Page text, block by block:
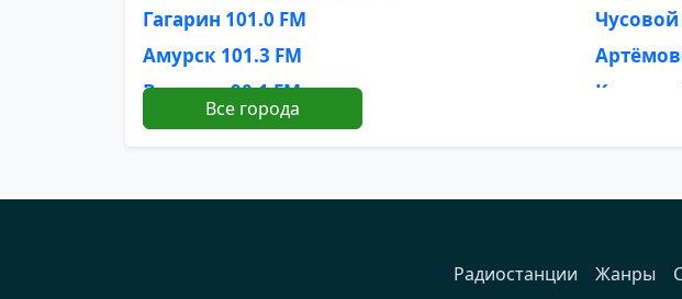
Гагарин 101.0 FM
Чусовой
Амурск 101.3 FM
Вязники 90.1 FM
Ливны 102.0 FM
Новошахтинск 101.1 FM
Туапсе
Все города
Радиостанции Жанры